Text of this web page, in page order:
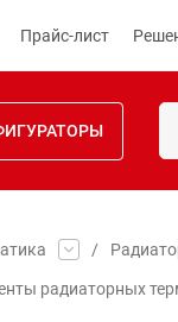
Прайс-лист
/
радиаторных